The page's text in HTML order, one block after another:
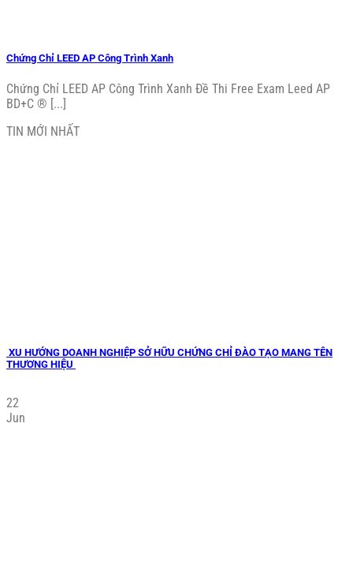
Chứng Chỉ LEED AP Công Trình Xanh
Chứng Chỉ LEED AP Công Trình Xanh Đề Thi Free Exam Leed AP
BD+C ® [...]
TIN MỚI NHẤT
XU HƯỚNG DOANH NGHIỆP SỞ HỮU CHỨNG CHỈ ĐÀO TẠO MANG TÊN
THƯƠNG HIỆU
22
Jun